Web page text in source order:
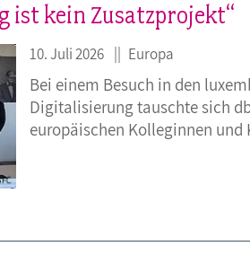
ist kein Zusatzprojekt“
10. Juli 2026 Europa
Bei einem Besuch in den
Digitalisierung tauschte sich
europäischen Kolleginnen und